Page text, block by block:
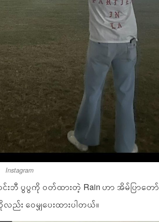
Instagram
ဘောင်းဘီ ပွပွကို ဝတ်ထားတဲ့ Rain ဟာ အိမ်ပြာတော်
း ဝေမျှပေးထားပါတယ်။